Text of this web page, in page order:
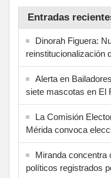
Entradas
Dinorah Figuera:
reinstitucionalización
Alerta en
siete mascotas en El
La Comisión
Mérida convoca
Miranda concentra
políticos registrados